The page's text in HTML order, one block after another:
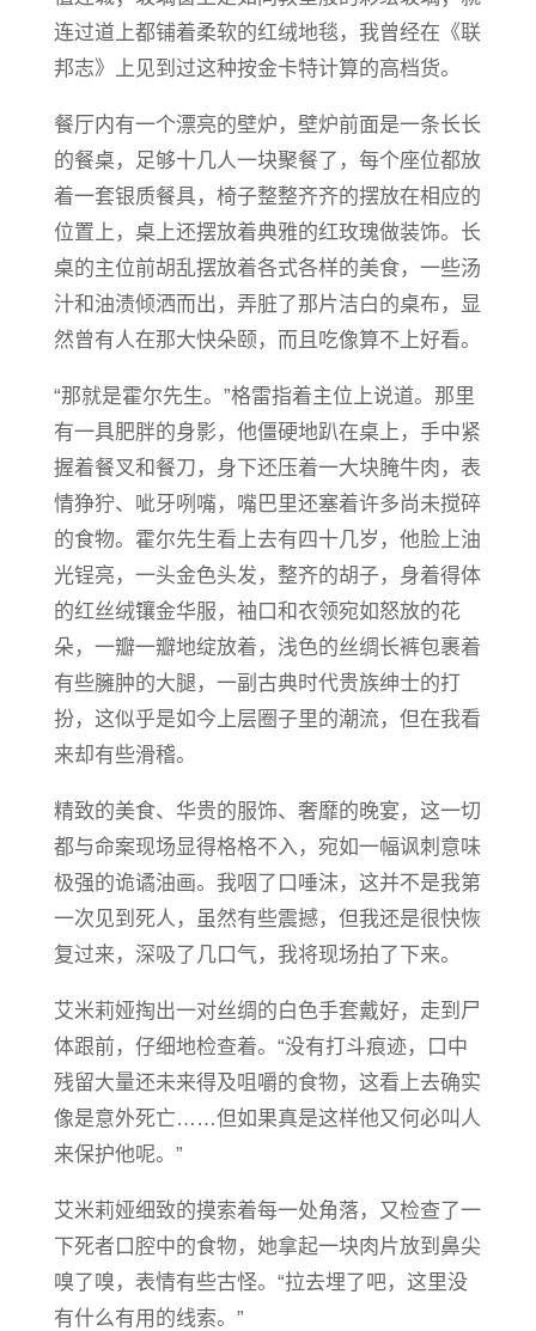
连过道上都铺着柔软的红绒地毯，我曾经在《联
邦志》上见到过这种按金卡特计算的高档货。
餐厅内有一个漂亮的壁炉，壁炉前面是一条长长
的餐桌，足够十几人一块聚餐了，每个座位都放
着一套银质餐具，椅子整整齐齐的摆放在相应的
位置上，桌上还摆放着典雅的红玫瑰做装饰。长
桌的主位前胡乱摆放着各式各样的美食，一些汤
汁和油渍倾洒而出，弄脏了那片洁白的桌布，显
然曾有人在那大快朵颐，而且吃像算不上好看。
“那就是霍尔先生。”格雷指着主位上说道。那里
有一具肥胖的身影，他僵硬地趴在桌上，手中紧
握着餐叉和餐刀，身下还压着一大块腌牛肉，表
情狰狞、呲牙咧嘴，嘴巴里还塞着许多尚未搅碎
的食物。霍尔先生看上去有四十几岁，他脸上油
光锃亮，一头金色头发，整齐的胡子，身着得体
的红丝绒镶金华服，袖口和衣领宛如怒放的花
朵，一瓣一瓣地绽放着，浅色的丝绸长裤包裹着
有些臃肿的大腿，一副古典时代贵族绅士的打
扮，这似乎是如今上层圈子里的潮流，但在我看
来却有些滑稽。
精致的美食、华贵的服饰、奢靡的晚宴，这一切
都与命案现场显得格格不入，宛如一幅讽刺意味
极强的诡谲油画。我咽了口唾沫，这并不是我第
一次见到死人，虽然有些震撼，但我还是很快恢
复过来，深吸了几口气，我将现场拍了下来。
艾米莉娅掏出一对丝绸的白色手套戴好，走到尸
体跟前，仔细地检查着。“没有打斗痕迹，口中
残留大量还未来得及咀嚼的食物，这看上去确实
像是意外死亡……但如果真是这样他又何必叫人
来保护他呢。”
艾米莉娅细致的摸索着每一处角落，又检查了一
下死者口腔中的食物，她拿起一块肉片放到鼻尖
嗅了嗅，表情有些古怪。“拉去埋了吧，这里没
有什么有用的线索。”